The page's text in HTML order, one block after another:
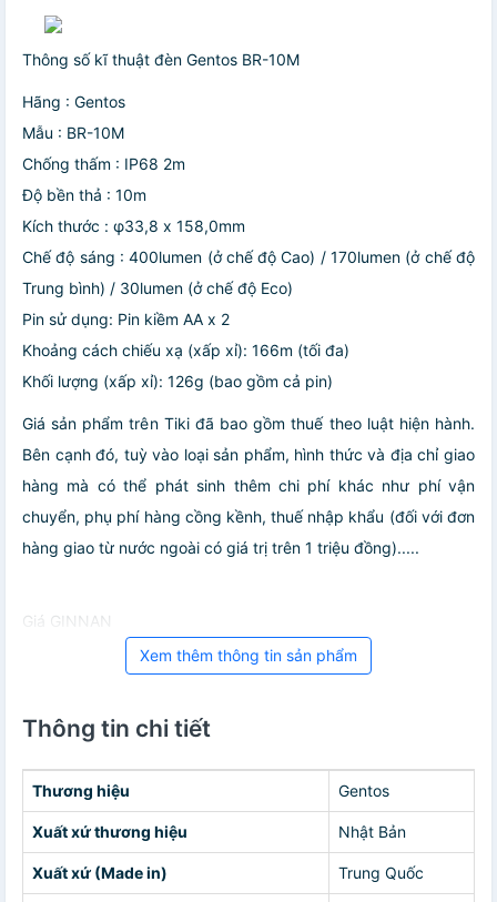
Thông số kĩ thuật đèn Gentos BR-10M
Hãng : Gentos
Mẫu : BR-10M
Chống thấm : IP68 2m
Độ bền thả : 10m
Kích thước : φ33,8 x 158,0mm
Chế độ sáng : 400lumen (ở chế độ Cao) / 170lumen (ở chế độ
Trung bình) / 30lumen (ở chế độ Eco)
Pin sử dụng: Pin kiềm AA x 2
Khoảng cách chiếu xạ (xấp xỉ): 166m (tối đa)
Khối lượng (xấp xỉ): 126g (bao gồm cả pin)
Giá sản phẩm trên Tiki đã bao gồm thuế theo luật hiện hành.
Bên cạnh đó, tuỳ vào loại sản phẩm, hình thức và địa chỉ giao
hàng mà có thể phát sinh thêm chi phí khác như phí vận
chuyển, phụ phí hàng cồng kềnh, thuế nhập khẩu (đối với đơn
hàng giao từ nước ngoài có giá trị trên 1 triệu đồng).....
Giá GINNAN
Xem thêm thông tin sản phẩm
Thông tin chi tiết
Thương hiệu Gentos
Xuất xứ thương hiệu Nhật Bản
Xuất xứ (Made in) Trung Quốc